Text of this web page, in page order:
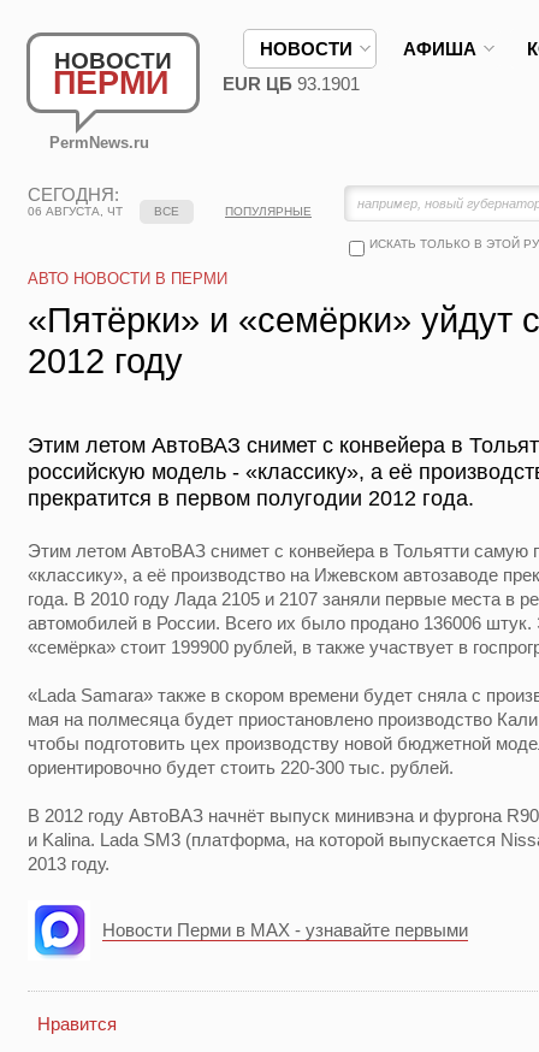
НОВОСТИ
ПЕРМИ
PermNews.ru
НОВОСТИ АФИША
EUR ЦБ 93.1901
СЕГОДНЯ:
06 АВГУСТА, ЧТ
ИСКАТЬ ТОЛЬКО В ЭТОЙ
ВСЕ ПОПУЛЯРНЫЕ
АВТО НОВОСТИ В ПЕРМИ
«Пятёрки» и «cемёрки» уйдут
2012 году
Этим летом АвтоВАЗ снимет с конвейера в
российскую модель - «классику», а её
прекратится в первом полугодии 2012 года.
Этим летом АвтоВАЗ снимет с конвейера в Тольятти
«классику», а её производство на Ижевском автозаводе
года. В 2010 году Лада 2105 и 2107 заняли первые места в
автомобилей в России. Всего их было продано 136006 штук.
«семёрка» стоит 199900 рублей, в также участвует в
«Lada Samara» также в скором времени будет сняла с
мая на полмесяца будет приостановлено производство
чтобы подготовить цех производству новой бюджетной
ориентировочно будет стоить 220-300 тыс. рублей.
В 2012 году АвтоВАЗ начнёт выпуск минивэна и фургона
и Kalina. Lada SM3 (платформа, на которой выпускается
2013 году.
Новости Перми в MAX - узнавайте первыми
Нравится